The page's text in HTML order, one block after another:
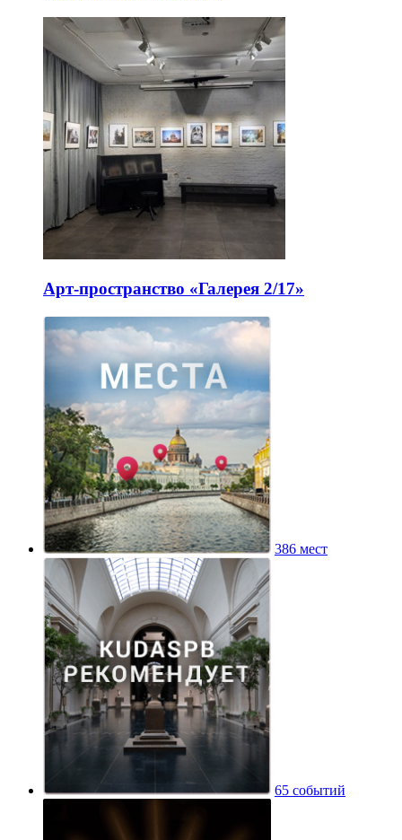
Арт-пространство «Галерея 2/17»
386 мест
65 событий